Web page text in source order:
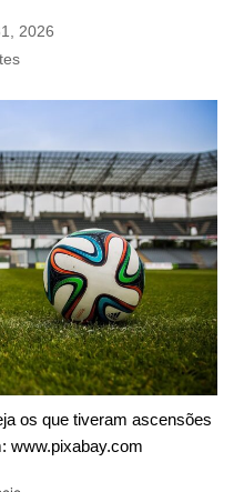
2026
os que tiveram ascensões
www.pixabay.com